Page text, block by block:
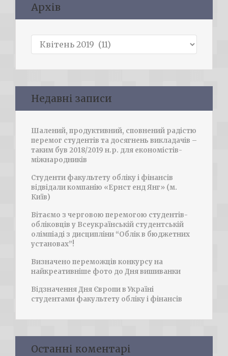
Архів
Недавні записи
Шалений, продуктивний, сповнений радістю
перемог студентів та досягнень викладачів –
таким був 2018/2019 н.р. для економістів-
міжнародників
Студенти факультету обліку і фінансів
відвідали компанію «Ернст енд Янг» (м.
Київ)
Вітаємо з черговою перемогою студентів-
обліковців у Всеукраїнській студентській
олімпіаді з дисципліни “Облік в бюджетних
установах”!
Визначено переможців конкурсу на
найкреативніше фото до Дня вишиванки
Відзначення Дня Європи в Україні
студентами факультету обліку і фінансів
Останні коментарі